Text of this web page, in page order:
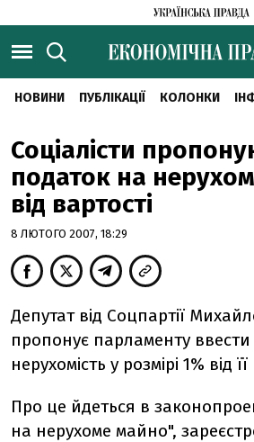
НОВИНИ ПУБЛІКАЦІЇ КОЛОНКИ
Соціалісти
податок на
від вартості
8 ЛЮТОГО 2007, 18:29
Депутат від Соцпартії
пропонує парламенту
нерухомість у розмірі 1% від
Про це йдеться в
на нерухоме майно",